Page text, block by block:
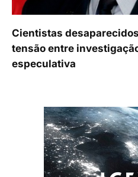
Cientistas
tensão entre
especulativa